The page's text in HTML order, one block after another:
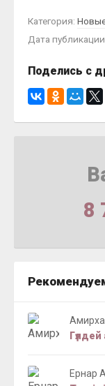
Категория:
Дата
Поделись с
8
Ернар